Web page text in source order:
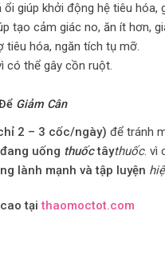
ổi giúp khởi động hệ tiêu hóa,
tạo cảm giác no, ăn ít hơn,
tiêu hóa, ngăn tích tụ mỡ.
có thể gây cồn ruột.
Giảm Cân
2 – 3 cốc/ngày) để tránh
uống thuốctâythuốc. vì
lành mạnh và tập luyện
tạithaomoctot.com